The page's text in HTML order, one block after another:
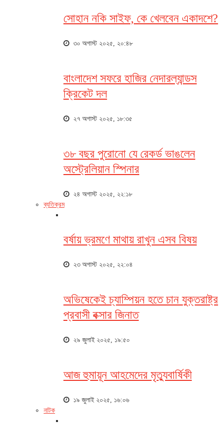
সোহান নকি সাইফ, কে খেলবেন একাদশে?
৩০ অগাস্ট ২০২৫, ২০:৪৮
বাংলাদেশ সফরে হাজির নেদারল্যান্ডস
ক্রিকেট দল
২৭ অগাস্ট ২০২৫, ১৮:৩৫
৩৮ বছর পুরোনো যে রেকর্ড ভাঙলেন
অস্ট্রেলিয়ান স্পিনার
২৪ অগাস্ট ২০২৫, ২২:১৮
ব্যতিক্রম
বর্ষায় ভ্রমণে মাথায় রাখুন এসব বিষয়
২৩ অগাস্ট ২০২৫, ২২:০৪
অভিষেকেই চ্যাম্পিয়ন হতে চান যুক্তরাষ্ট্র
প্রবাসী বক্সার জিনাত
২৯ জুলাই ২০২৫, ১৯:৫০
আজ হুমায়ূন আহমেদের মৃত্যুবার্ষিকী
১৯ জুলাই ২০২৫, ১৬:০৬
নাটক